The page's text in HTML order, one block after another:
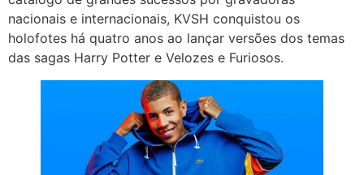
nacionais e internacionais, KVSH conquistou os
holofotes há quatro anos ao lançar versões dos temas
das sagas Harry Potter e Velozes e Furiosos.